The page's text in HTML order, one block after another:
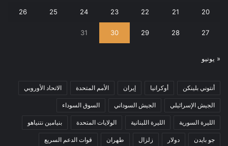
20
21
22
23
24
25
26
27
28
29
30
31
« يونيو
أنتوني بلينكن أوكرانيا إيران الأمم المتحدة الاتحاد الأوروبي
الجيش الإسرائيلي الجيش السوداني السوق السوداء
الليرة السورية الليرة اللبنانية الولايات المتحدة بنيامين نتنياهو
جو بايدن دولار زلزال طهران قوات الدعم السريع